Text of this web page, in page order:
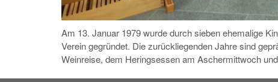
Am 13. Januar 1979 wurde durch sieben ehemalige
Verein gegründet. Die zurückliegenden Jahre sind
Weinreise, dem Heringsessen am Aschermittwoch